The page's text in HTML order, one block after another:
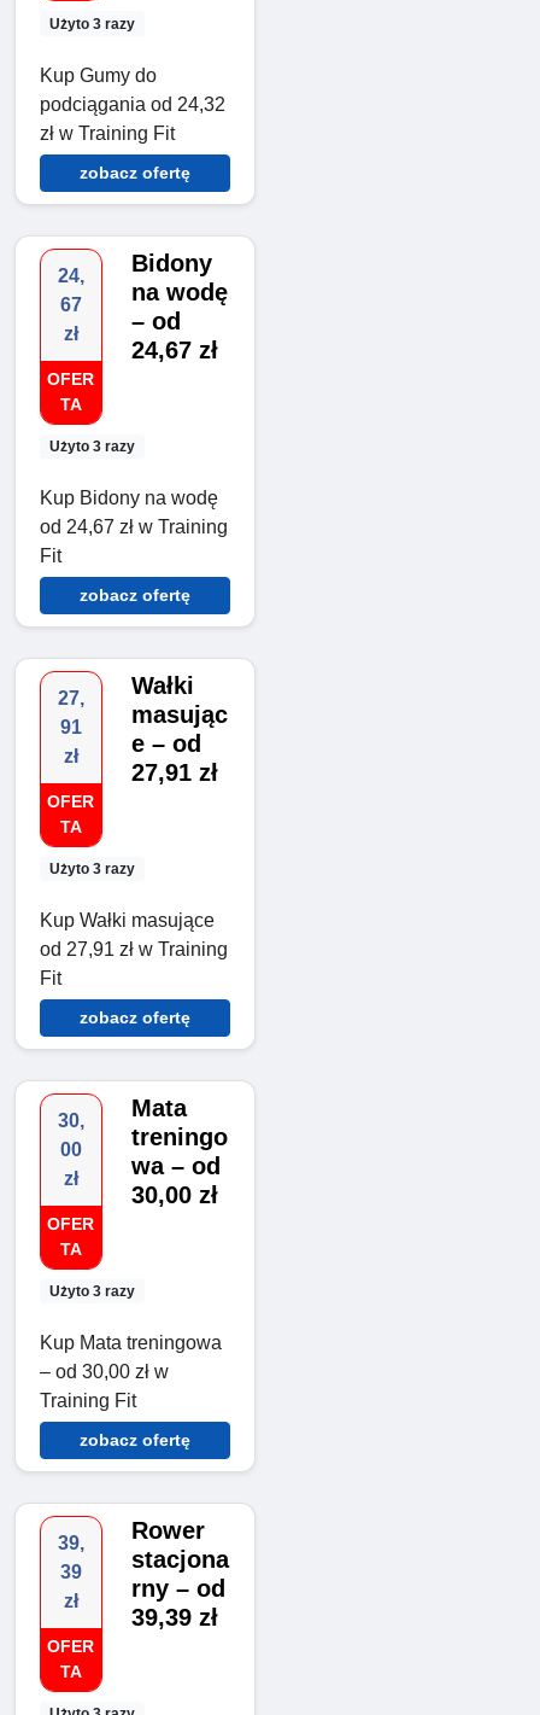
Użyto 3 razy
Kup Gumy do
podciągania od 24,32
zł w Training Fit
zobacz ofertę
24,
67
zł
OFER
TA
Użyto 3 razy
Bidony
na wodę
– od
24,67 zł
Kup Bidony na wodę
od 24,67 zł w Training
Fit
zobacz ofertę
27,
91
zł
OFER
TA
Użyto 3 razy
Wałki
masując
e – od
27,91 zł
Kup Wałki masujące
od 27,91 zł w Training
Fit
zobacz ofertę
30,
00
zł
OFER
TA
Użyto 3 razy
Mata
treningo
wa – od
30,00 zł
Kup Mata treningowa
– od 30,00 zł w
Training Fit
zobacz ofertę
39,
39
zł
OFER
TA
Rower
stacjona
rny – od
39,39 zł